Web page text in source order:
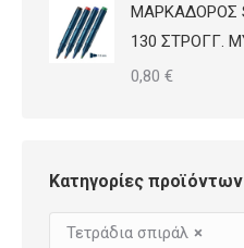
ΜΑΡΚΑΔΟΡΟΣ
130 ΣΤΡΟΓΓ.
0,80 €
Κατηγορίες προϊόντων
×
Τετράδια σπιράλ